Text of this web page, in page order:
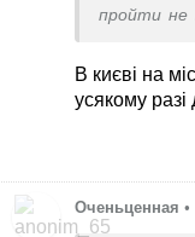
пройти не
В києві на
усякому разі
Оченьценная •